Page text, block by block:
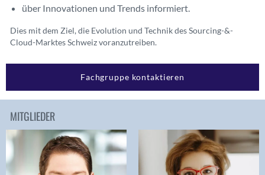
über Innovationen und Trends informiert.
Dies mit dem Ziel, die Evolution und Technik des Sourcing-&-
Cloud-Marktes Schweiz voranzutreiben.
Fachgruppe kontaktieren
MITGLIEDER